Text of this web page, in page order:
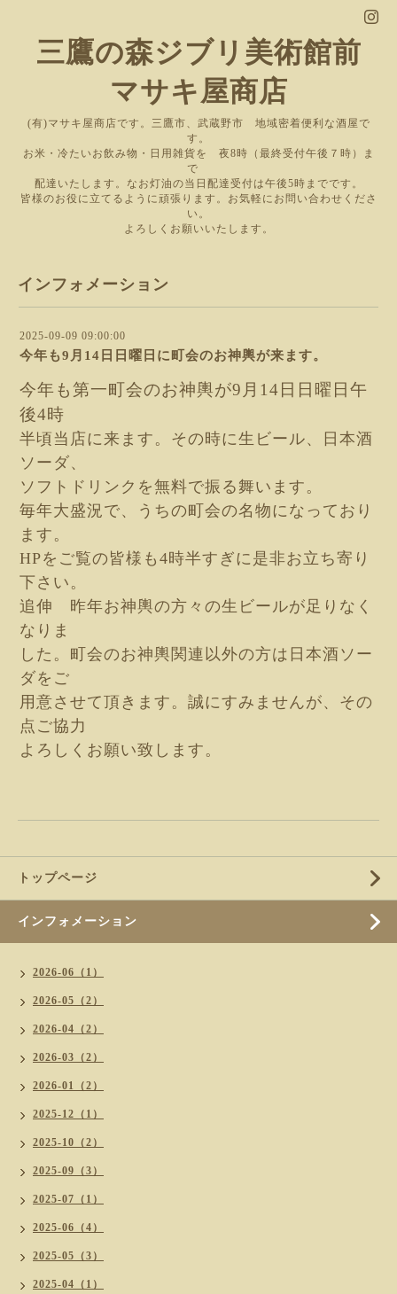
三鷹の森ジブリ美術館前
マサキ屋商店
(有)マサキ屋商店です。三鷹市、武蔵野市 地域密着便利な酒屋で
す。
お米・冷たいお飲み物・日用雑貨を 夜8時（最終受付午後７時）ま
で
配達いたします。なお灯油の当日配達受付は午後5時までです。
皆様のお役に立てるように頑張ります。お気軽にお問い合わせくださ
い。
よろしくお願いいたします。
インフォメーション
2025-09-09 09:00:00
今年も9月14日日曜日に町会のお神輿が来ます。
今年も第一町会のお神輿が9月14日日曜日午
後4時
半頃当店に来ます。その時に生ビール、日本酒
ソーダ、
ソフトドリンクを無料で振る舞います。
毎年大盛況で、うちの町会の名物になっており
ます。
HPをご覧の皆様も4時半すぎに是非お立ち寄り
下さい。
追伸 昨年お神輿の方々の生ビールが足り なく
なり ま
した。町会のお神輿関連以外の方は日本酒ソー
ダをご
用意させて頂きます。 誠にすみませんが、その
点ご協力
よろ しくお願い致し ます。
トップページ
インフォメーション
2026-06（1）
2026-05（2）
2026-04（2）
2026-03（2）
2026-01（2）
2025-12（1）
2025-10（2）
2025-09（3）
2025-07（1）
2025-06（4）
2025-05（3）
2025-04（1）